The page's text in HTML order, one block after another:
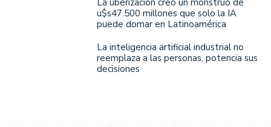
u$s47.500 millones que solo la IA
puede domar en Latinoamérica
La inteligencia artificial industrial no
reemplaza a las personas, potencia sus
decisiones